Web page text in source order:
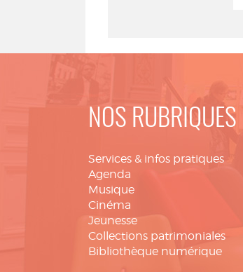
NOS RUBRIQUES
Services & infos pratiques
Agenda
Musique
Cinéma
Jeunesse
Collections patrimoniales
Bibliothèque numérique